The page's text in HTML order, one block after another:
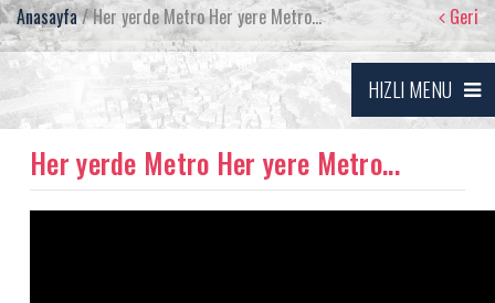
Anasayfa/ Her yerde Metro Her yere Metro... Geri
HIZLI MENU
Her yerde Metro Her yere Metro...